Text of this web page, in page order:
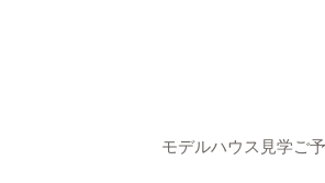
モデルハウス見学ご